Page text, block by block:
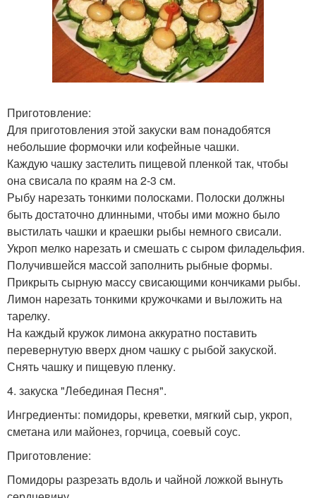
Приготовление:
Для приготовления этой закуски вам понадобятся
небольшие формочки или кофейные чашки.
Каждую чашку застелить пищевой пленкой так, чтобы
она свисала по краям на 2-3 см.
Рыбу нарезать тонкими полосками. Полоски должны
быть достаточно длинными, чтобы ими можно было
выстилать чашки и краешки рыбы немного свисали.
Укроп мелко нарезать и смешать с сыром филадельфия.
Получившейся массой заполнить рыбные формы.
Прикрыть сырную массу свисающими кончиками рыбы.
Лимон нарезать тонкими кружочками и выложить на
тарелку.
На каждый кружок лимона аккуратно поставить
перевернутую вверх дном чашку с рыбой закуской.
Снять чашку и пищевую пленку.
4. закуска "Лебединая Песня".
Ингредиенты: помидоры, креветки, мягкий сыр, укроп,
сметана или майонез, горчица, соевый соус.
Приготовление:
Помидоры разрезать вдоль и чайной ложкой вынуть